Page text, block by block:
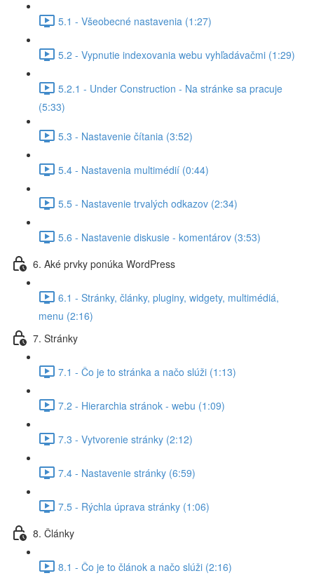
5.1 - Všeobecné nastavenia (1:27)
5.2 - Vypnutie indexovania webu vyhľadávačmi (1:29)
5.2.1 - Under Construction - Na stránke sa pracuje
(5:33)
5.3 - Nastavenie čítania (3:52)
5.4 - Nastavenia multimédií (0:44)
5.5 - Nastavenie trvalých odkazov (2:34)
5.6 - Nastavenie diskusie - komentárov (3:53)
6. Aké prvky ponúka WordPress
6.1 - Stránky, články, pluginy, widgety, multimédiá,
menu (2:16)
7. Stránky
7.1 - Čo je to stránka a načo slúži (1:13)
7.2 - Hierarchia stránok - webu (1:09)
7.3 - Vytvorenie stránky (2:12)
7.4 - Nastavenie stránky (6:59)
7.5 - Rýchla úprava stránky (1:06)
8. Články
8.1 - Čo je to článok a načo slúži (2:16)